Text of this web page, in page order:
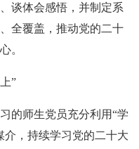
谈体会感悟，并制定系
全覆盖，推动党的二十
。
”
的师生党员充分利用“学
介，持续学习党的二十大